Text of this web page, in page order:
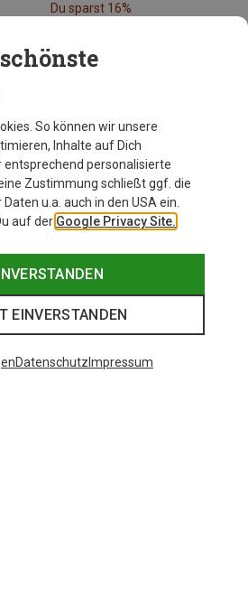
Du sparst 16%
auch
So können wir unsere
Inhalte auf Dich
entsprechend personalisierte
Zustimmung schließt ggf. die
u.a. auch in den USA ein.
auf der Google Privacy Site.
EINVERSTANDEN
Datenschutz Impressum